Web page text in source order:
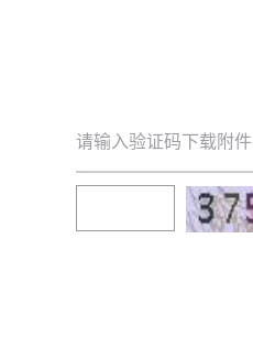
请输入验证码下载附件